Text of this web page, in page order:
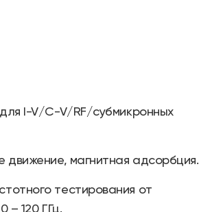
I-V/C-V/RF/субмикронных
движение, магнитная адсорбция.
тестирования от
– 120 ГГц.